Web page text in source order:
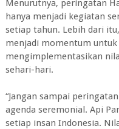
Menurutnya, peringatan
hanya menjadi kegiatan
setiap tahun. Lebih dari
menjadi momentum
mengimplementasikan
sehari-hari.
“Jangan sampai
agenda seremonial. Api
setiap insan Indonesia.